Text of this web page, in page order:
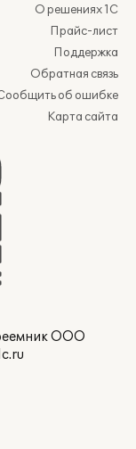
О решениях 1С
Прайс-лист
Поддержка
Обратная связь
об ошибке
Карта сайта
ООО